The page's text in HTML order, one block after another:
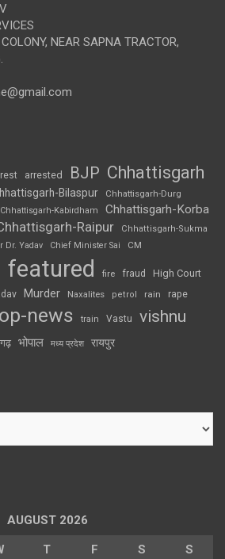
NEAR SAPNA TRACTOR,
arrested BJP Chhattisgarh
Bilaspur Chhattisgarh-Durg
Chhattisgarh-Kabirdham Chhattisgarh-Korba
Raipur
Chhattisgarh-Sukma
Dr. Yadav Chief Minister Sai CM
featured fire fraud High Court
Murder Naxalites petrol rain rape
news train Vastu vishnu
भोपाल मध्य प्रदेश रायपुर
AUGUST 2026
T F S S